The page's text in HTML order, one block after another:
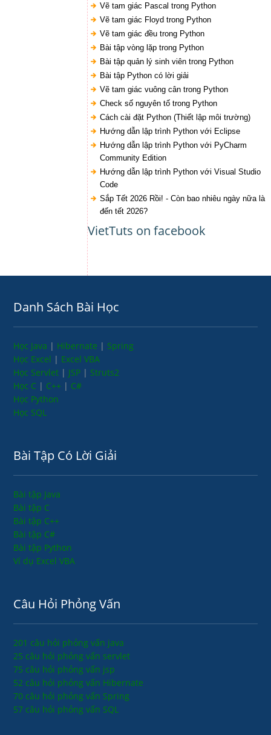
Vẽ tam giác Pascal trong Python
Vẽ tam giác Floyd trong Python
Vẽ tam giác đều trong Python
Bài tập vòng lặp trong Python
Bài tập quản lý sinh viên trong Python
Bài tập Python có lời giải
Vẽ tam giác vuông cân trong Python
Check số nguyên tố trong Python
Cách cài đặt Python (Thiết lập môi trường)
Hướng dẫn lập trình Python với Eclipse
Hướng dẫn lập trình Python với PyCharm
Community Edition
Hướng dẫn lập trình Python với Visual Studio
Code
Sắp Tết 2026 Rồi! - Còn bao nhiêu ngày nữa là
đến tết 2026?
VietTuts on facebook
Danh Sách Bài Học
Học Java | Hibernate | Spring
Học Excel | Excel VBA
Học Servlet | JSP | Struts2
Học C | C++ | C#
Học Python
Học SQL
Bài Tập Có Lời Giải
Bài tập Java
Bài tập C
Bài tập C++
Bài tập C#
Bài tập Python
Ví dụ Excel VBA
Câu Hỏi Phỏng Vấn
201 câu hỏi phỏng vấn java
25 câu hỏi phỏng vấn servlet
75 câu hỏi phỏng vấn jsp
52 câu hỏi phỏng vấn Hibernate
70 câu hỏi phỏng vấn Spring
57 câu hỏi phỏng vấn SQL